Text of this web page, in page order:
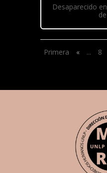
Desaparecido
Primera « ... 8